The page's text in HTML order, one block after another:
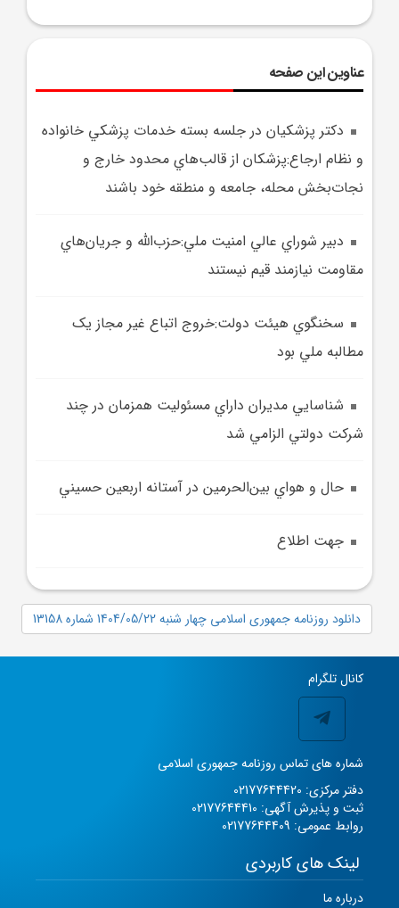
عناوین این صفحه
دکتر پزشکيان در جلسه بسته خدمات پزشکي خانواده
و نظام ارجاع:پزشکان از قالب‌هاي محدود خارج و
نجات‌بخش محله، جامعه و منطقه خود باشند
دبير شوراي عالي امنيت ملي:حزب‌الله و جريان‌هاي
مقاومت نيازمند قيم‌ نيستند
سخنگوي هيئت دولت:خروج اتباع غير مجاز يک
مطالبه ملي بود
شناسايي مديران داراي مسئوليت همزمان در چند
شرکت دولتي الزامي شد
حال و هواي بين‌الحرمين در آستانه اربعين حسيني
جهت اطلاع
دانلود روزنامه جمهوری اسلامی چهار شنبه 1404/05/22 شماره 13158
کانال تلگرام
شماره های تماس روزنامه جمهوری اسلامی
دفتر مرکزی: 02177644420
ثبت و پذیرش آگهی: 02177644410
روابط عمومی: 02177644409
لینک های کاربردی
درباره ما